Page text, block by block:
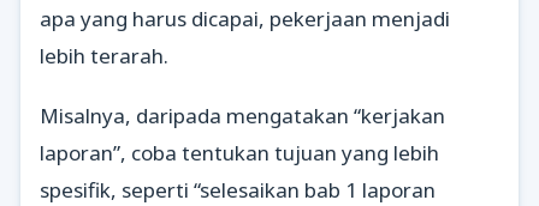
apa yang harus dicapai, pekerjaan menjadi
lebih terarah.
Misalnya, daripada mengatakan “kerjakan
laporan”, coba tentukan tujuan yang lebih
spesifik, seperti “selesaikan bab 1 laporan